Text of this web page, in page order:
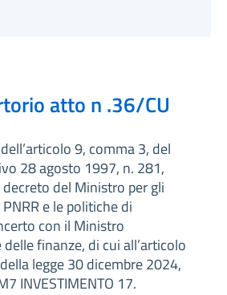
atto n .36/CU
9, comma 3, del
28 agosto 1997, n. 281,
del Ministro per gli
e le politiche di
con il Ministro
delle finanze, di cui all’articolo
legge 30 dicembre 2024,
INVESTIMENTO 17.